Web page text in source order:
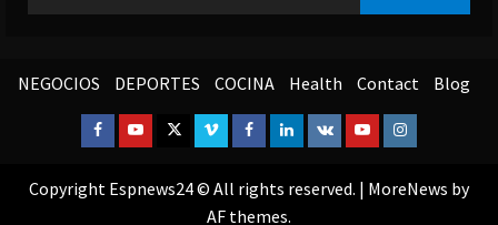
per:
NEGOCIOS DEPORTES COCINA Health Contact Blog
Facebook
YoutubeTwitterVimeoFacebook
Linkedin
VK YoutubeInstagram
Copyright Espnews24 © All rights reserved. | MoreNews by
AF themes.